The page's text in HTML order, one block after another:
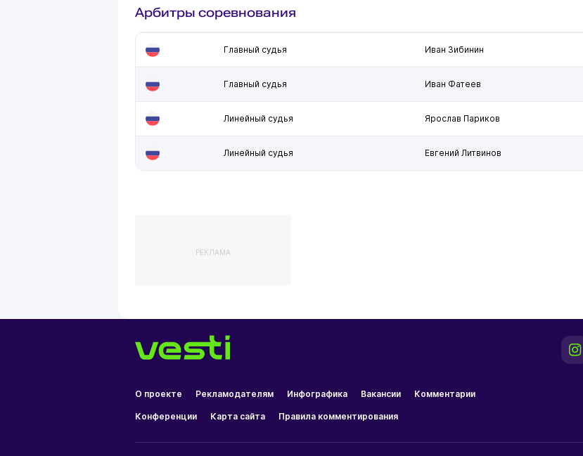
Арбитры соревнования
Главный судья Иван Зибинин
Главный судья Иван Фатеев
Линейный судья Ярослав Париков
Линейный судья Евгений Литвинов
РЕКЛАМА
О проекте Рекламодателям Инфографика Вакансии Комментарии
Конференции Карта сайта Правила комментирования